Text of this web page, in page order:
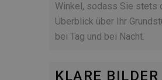
Winkel, sodass Sie stets
Überblick über Ihr
bei Tag und bei Nacht.
KLARE BILDER